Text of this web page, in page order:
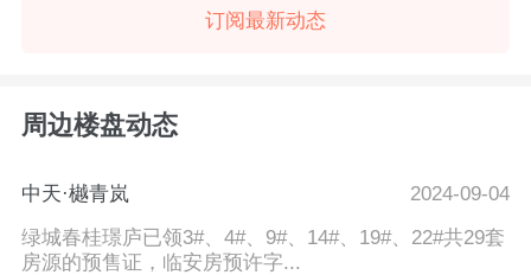
订阅最新动态
周边楼盘动态
中天·樾青岚
2024-09-04
绿城春桂璟庐已领3#、4#、9#、14#、19#、22#共29套
房源的预售证，临安房预许字...